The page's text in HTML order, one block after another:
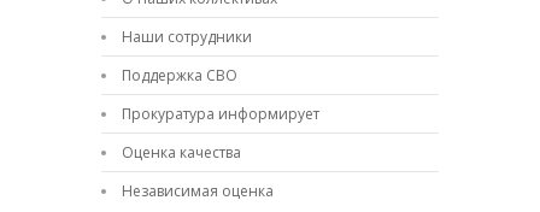
Наши сотрудники
Поддержка СВО
Прокуратура информирует
Оценка качества
Независимая оценка